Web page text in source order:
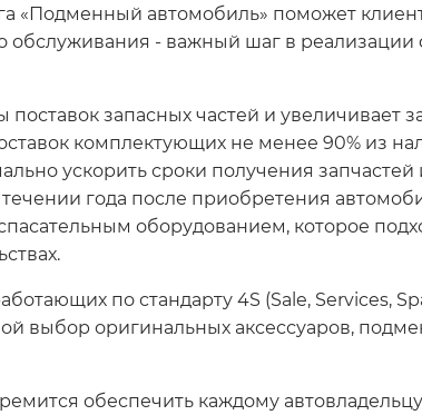
«Подменный автомобиль» поможет
- важный шаг в
запасных частей и увеличивает
комплектующих не менее 90% из
ускорить сроки получения запчастей
года после приобретения
оборудованием, которое
по стандарту 4S (Sale, Services,
выбор оригинальных аксессуаров,
обеспечить каждому